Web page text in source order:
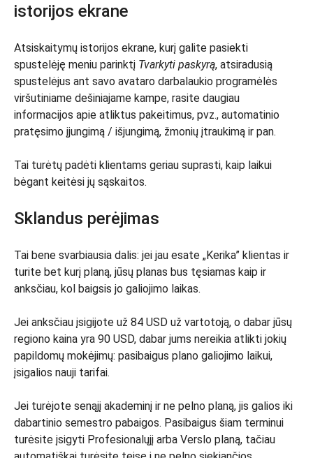
istorijos ekrane
Atsiskaitymų istorijos ekrane, kurį galite pasiekti
spustelėję meniu parinktį Tvarkyti paskyrą, atsiradusią
spustelėjus ant savo avataro darbalaukio programėlės
viršutiniame dešiniajame kampe, rasite daugiau
informacijos apie atliktus pakeitimus, pvz., automatinio
pratęsimo įjungimą / išjungimą, žmonių įtraukimą ir pan.
Tai turėtų padėti klientams geriau suprasti, kaip laikui
bėgant keitėsi jų sąskaitos.
Sklandus perėjimas
Tai bene svarbiausia dalis: jei jau esate „Kerika” klientas ir
turite bet kurį planą, jūsų planas bus tęsiamas kaip ir
anksčiau, kol baigsis jo galiojimo laikas.
Jei anksčiau įsigijote už 84 USD už vartotoją, o dabar jūsų
regiono kaina yra 90 USD, dabar jums nereikia atlikti jokių
papildomų mokėjimų: pasibaigus plano galiojimo laikui,
įsigalios nauji tarifai.
Jei turėjote senąjį akademinį ir ne pelno planą, jis galios iki
dabartinio semestro pabaigos. Pasibaigus šiam terminui
turėsite įsigyti Profesionalųjį arba Verslo planą, tačiau